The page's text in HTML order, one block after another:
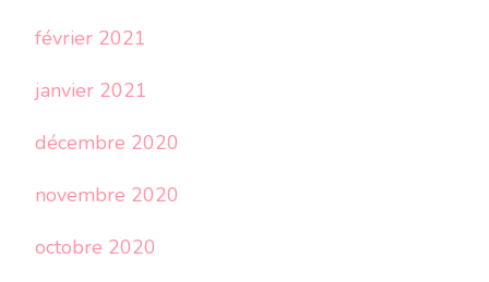
février 2021
janvier 2021
décembre 2020
novembre 2020
octobre 2020